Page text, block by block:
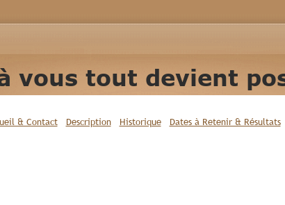
& Contact Description Historique Dates à Retenir & Résultats
vous tout devient